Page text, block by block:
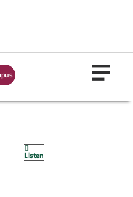
Listen